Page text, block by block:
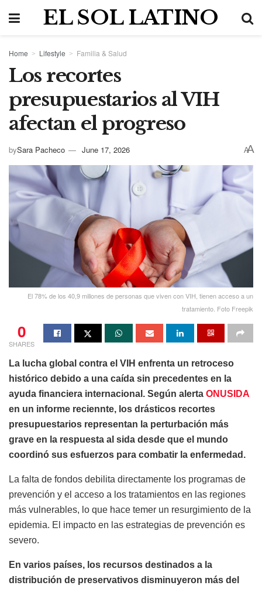
EL SOL LATINO
Home Lifestyle Familia & Salud
Los recortes
presupuestarios al VIH
afectan el progreso
bySara Pacheco June 17, 2026 AA
El 78% de los 40,9 millones de personas que viven con VIH, tienen acceso a un
tratamiento. Foto Freepik
0
SHARES
La lucha global contra el VIH enfrenta un retroceso
histórico debido a una caída sin precedentes en la
ayuda financiera internacional. Según alerta ONUSIDA
en un informe reciennte, los drásticos recortes
presupuestarios representan la perturbación más
grave en la respuesta al sida desde que el mundo
coordinó sus esfuerzos para combatir la enfermedad.
La falta de fondos debilita directamente los programas de
prevención y el acceso a los tratamientos en las regiones
más vulnerables, lo que hace temer un resurgimiento de la
epidemia. El impacto en las estrategias de prevención es
severo.
En varios países, los recursos destinados a la
distribución de preservativos disminuyeron más del